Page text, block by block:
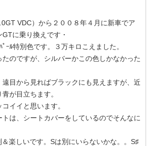
VDC）から２００８年４月に新車でア
に乗り換えです・
ﾟｰﾙ特別色です。３万キロこえました。
のですが、シルバーかこの色しかなかった
遠目から見ればブラックにも見えますが、近
が目立ちます。
イイと思います。
は、シートカバーをしているのでそんなに
楽しいです。Sは別にいらないかな。。S♯